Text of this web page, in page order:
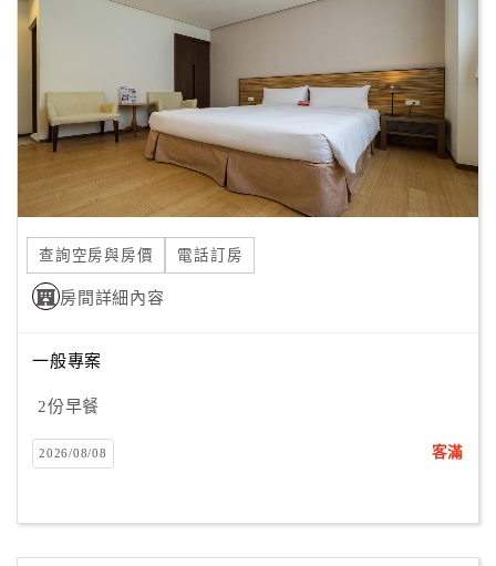
顧
意
度
訂
單
管
理
員
戶
客
服
查詢空房與房價 電話訂房
房間詳細內容
一般專案
2份早餐
2026/08/08 客滿